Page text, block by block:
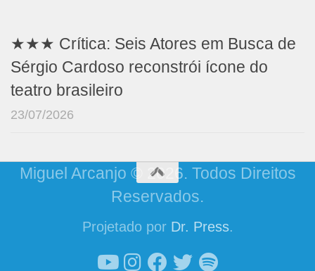
★★★ Crítica: Seis Atores em Busca de
Sérgio Cardoso reconstrói ícone do
teatro brasileiro
23/07/2026
Miguel Arcanjo © 2026. Todos Direitos
Reservados.
Projetado por Dr. Press.